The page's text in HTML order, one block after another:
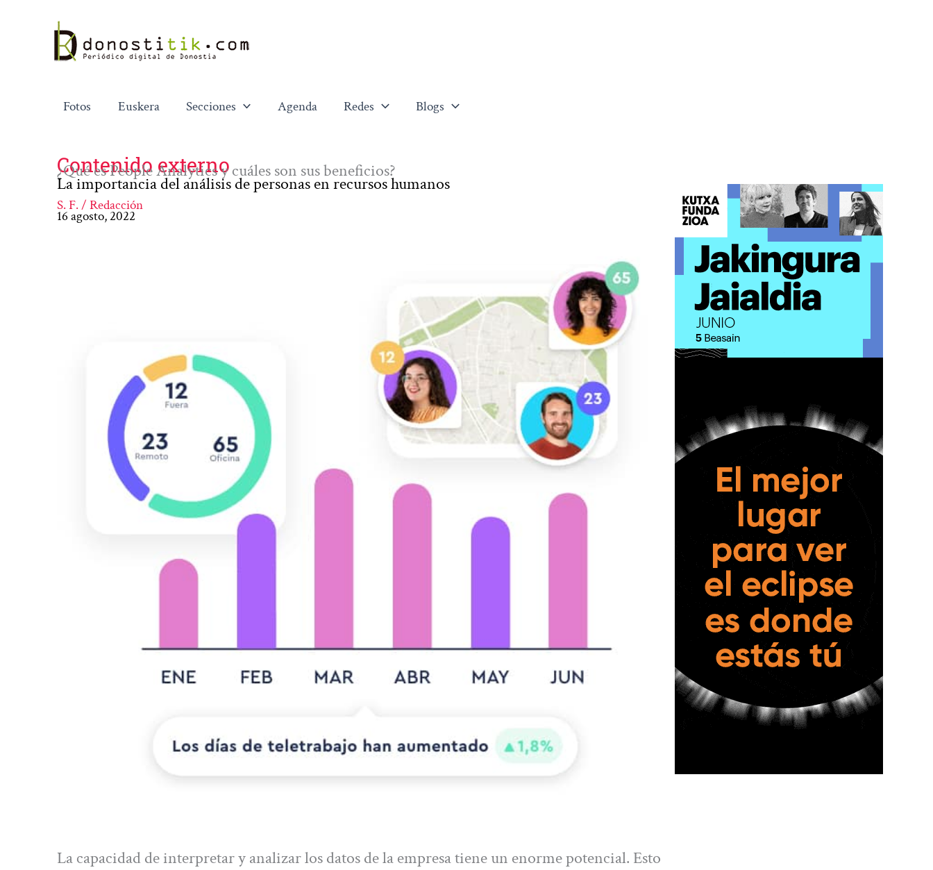
contenido
Fotos Euskera Secciones Agenda Redes Blogs
Contenido externo
¿Qué es People Analytics y cuáles son sus beneficios?
La importancia del análisis de personas en recursos humanos
S. F. / Redacción
16 agosto, 2022
La capacidad de interpretar y analizar los datos de la empresa tiene un enorme potencial. Esto